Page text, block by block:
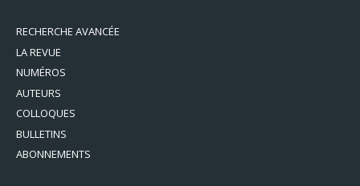
RECHERCHE AVANCÉE
LA REVUE
NUMÉROS
AUTEURS
COLLOQUES
BULLETINS
ABONNEMENTS